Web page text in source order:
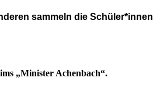
sammeln die Schüler*innen
„Minister Achenbach“.